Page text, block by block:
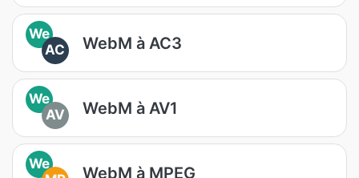
We
AC
WebM à AC3
We
AV
WebM à AV1
We
WebM à MPEG